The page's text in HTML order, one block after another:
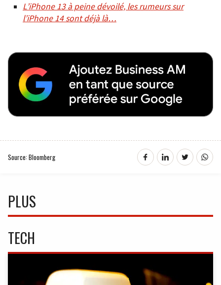
L’iPhone 13 à peine dévoilé, les rumeurs sur
l’iPhone 14 sont déjà là…
Source: Bloomberg
PLUS
TECH